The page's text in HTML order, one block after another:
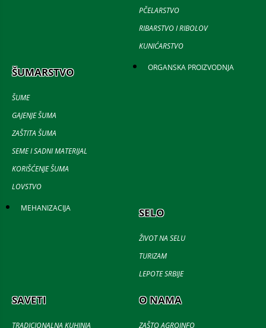
PČELARSTVO
RIBARSTVO I RIBOLOV
KUNIĆARSTVO
ŠUMARSTVO
ŠUME
GAJENJE ŠUMA
ZAŠTITA ŠUMA
SEME I SADNI MATERIJAL
KORIŠĆENJE ŠUMA
LOVSTVO
ORGANSKA PROIZVODNJA
MEHANIZACIJA SELO
ŽIVOT NA SELU
TURIZAM
LEPOTE SRBIJE
SAVETI
TRADICIONALNA KUHINJA
O NAMA
ZAŠTO AGROINFO